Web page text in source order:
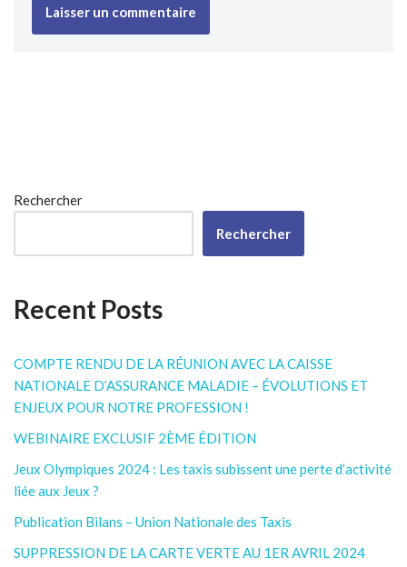
Rechercher
Rechercher
Recent Posts
COMPTE RENDU DE LA RÉUNION AVEC LA CAISSE
NATIONALE D’ASSURANCE MALADIE – ÉVOLUTIONS ET
ENJEUX POUR NOTRE PROFESSION !
WEBINAIRE EXCLUSIF 2ÈME ÉDITION
Jeux Olympiques 2024 : Les taxis subissent une perte d’activité
liée aux Jeux ?
Publication Bilans – Union Nationale des Taxis
SUPPRESSION DE LA CARTE VERTE AU 1ER AVRIL 2024